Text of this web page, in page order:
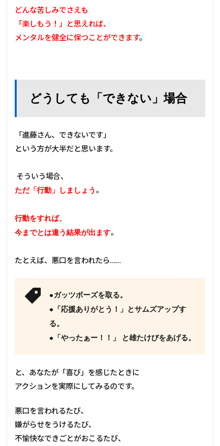
どんな苦しみでさえも
「楽しもう！」と思えれば、
メンタルを健全に保つことができます。
どうしても「できない」場合
「進藤さん、できないです」
という方が大半だと思います。
そういう場合、
ただ「行動」しましょう 。
行動をすれば、
今までとは違う結果が出ます。
たとえば、悪口を言われたら……
●ガッツボーズを取る。
●「応援ありがとう！」とサムズアップす
る。
●「やったぁー！！」 と雄たけびをあげる。
と、あなたが「喜び」を感じたときに
アクションを実際にしてみるのです。
悪口を言われるたび、
嫌がらせをうけるたび、
不愉快なできごとがおこるたび、